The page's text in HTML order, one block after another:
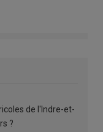
de l'Indre-et-
?